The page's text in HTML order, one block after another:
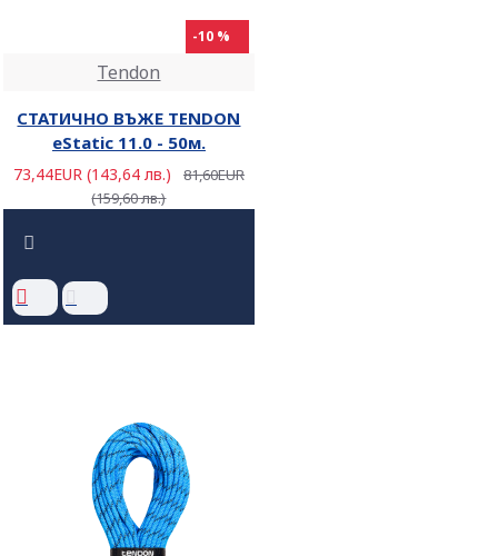
-10 %
Tendon
СТАТИЧНО ВЪЖЕ TENDON
eStatic 11.0 - 50м.
73,44EUR (143,64 лв.)
81,60EUR
(159,60 лв.)